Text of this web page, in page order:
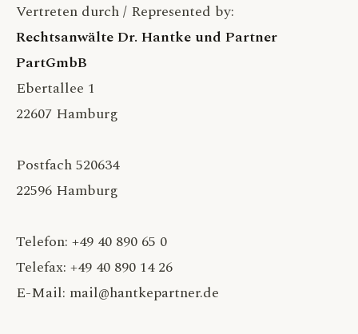
Vertreten durch / Represented by:
Rechtsanwälte Dr. Hantke und Partner
PartGmbB
Ebertallee 1
22607 Hamburg
Postfach 520634
22596 Hamburg
Telefon: +49 40 890 65 0
Telefax: +49 40 890 14 26
E-Mail: mail@hantkepartner.de